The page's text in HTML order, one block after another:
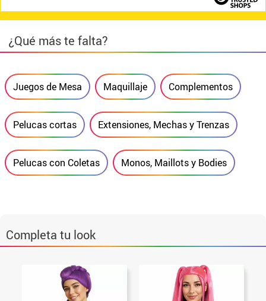
¿Qué más te falta?
Juegos de Mesa Maquillaje Complementos
Pelucas cortas Extensiones, Mechas y Trenzas
Pelucas con Coletas Monos, Maillots y Bodies
Completa tu look